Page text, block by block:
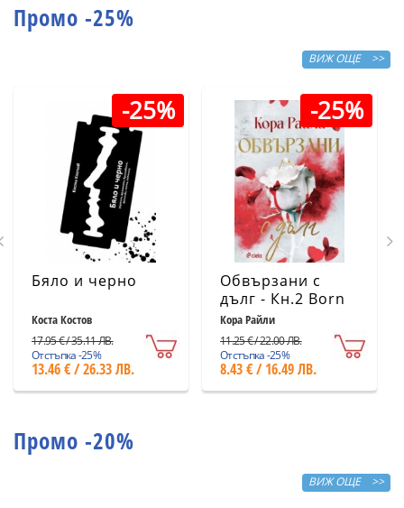
Промо -25%
ВИЖ ОЩЕ >>
-25%
Бяло и черно
Коста Костов
17.95 € / 35.11 ЛВ.
Отстъпка -25%
13.46 € / 26.33 ЛВ.
-25%
Обвързани с
дълг - Кн.2 Born
in Blood Mafia
Chronicles
Кора Райли
11.25 € / 22.00 ЛВ.
Отстъпка -25%
8.43 € / 16.49 ЛВ.
Промо -20%
ВИЖ ОЩЕ >>